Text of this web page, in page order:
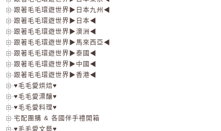
跟著毛毛環遊世界▶日本九州◀
跟著毛毛環遊世界▶日本◀
跟著毛毛環遊世界▶澳洲◀
跟著毛毛環遊世界▶馬來西亞◀
跟著毛毛環遊世界▶泰國◀
跟著毛毛環遊世界▶中國◀
跟著毛毛環遊世界▶香港◀
♥毛毛愛烘焙♥
♥毛毛愛漂釀♥
♥毛毛愛料理♥
宅配團購 & 各國伴手禮開箱
♥毛毛愛文藝♥